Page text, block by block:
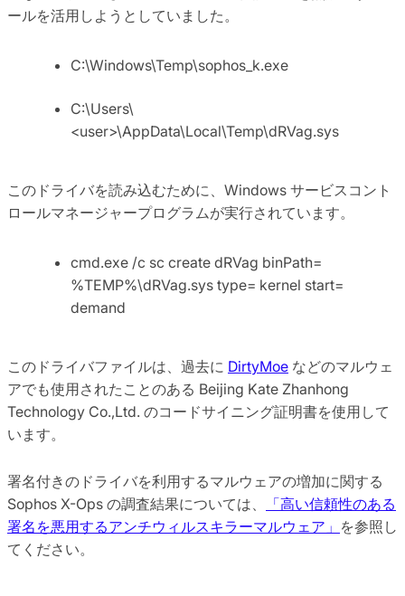
ールを活用しようとしていました。
C:\Windows\Temp\sophos_k.exe
C:\Users\
<user>\AppData\Local\Temp\dRVag.sys
このドライバを読み込むために、Windows サービスコント
ロールマネージャープログラムが実行されています。
cmd.exe /c sc create dRVag binPath=
%TEMP%\dRVag.sys type= kernel start=
demand
このドライバファイルは、過去に DirtyMoe などのマルウェ
アでも使用されたことのある Beijing Kate Zhanhong
Technology Co.,Ltd. のコードサイニング証明書を使用して
います。
署名付きのドライバを利用するマルウェアの増加に関する
Sophos X-Ops の調査結果については、
「高い信頼性のある
署名を悪用するアンチウィルスキラーマルウェア」 を参照し
てください。